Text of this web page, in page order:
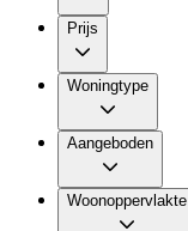
Prijs
Woningtype
Aangeboden
Woonoppervlakte